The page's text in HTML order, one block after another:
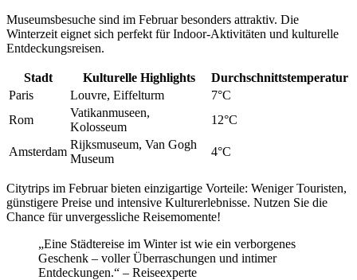
Museumsbesuche sind im Februar besonders attraktiv. Die
Winterzeit eignet sich perfekt für Indoor-Aktivitäten und kulturelle
Entdeckungsreisen.
Stadt Kulturelle Highlights
Durchschnittstemperatur
Paris
Louvre, Eiffelturm
7°C
Rom
Vatikanmuseen,
Kolosseum
12°C
Amsterdam
Rijksmuseum, Van Gogh
Museum
4°C
Citytrips im Februar bieten einzigartige Vorteile: Weniger Touristen,
günstigere Preise und intensive Kulturerlebnisse. Nutzen Sie die
Chance für unvergessliche Reisemomente!
„Eine Städtereise im Winter ist wie ein verborgenes
Geschenk – voller Überraschungen und intimer
Entdeckungen.“ – Reiseexperte